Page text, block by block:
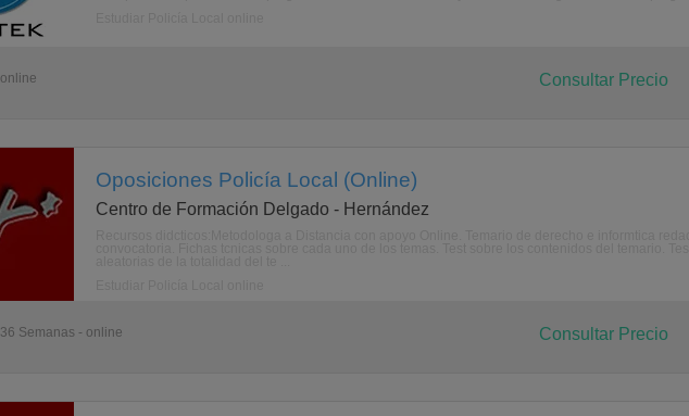
Consultar Precio
Oposiciones Policía Local (Online)
Centro de Formación Delgado - Hernández
Semanas - online Consultar Precio